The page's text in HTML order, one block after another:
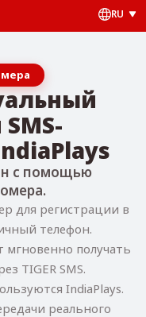
RU
с помощью
для регистрации в
телефон.
получать
TIGER SMS.
IndiaPlays.
реального